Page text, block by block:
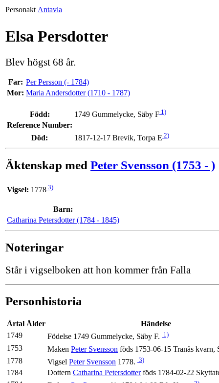
Personakt Antavla
Elsa Persdotter
Blev högst 68 år.
Far: Per Persson (- 1784)
Mor: Maria Andersdotter (1710 - 1787)
Född: 1749 Gummelycke, Säby F 1)
Reference Number:
Död:
1817-12-17 Brevik, Torpa E 2)
Äktenskap med Peter Svensson (1753 - )
Vigsel: 1778 3)
Barn:
Catharina Petersdotter (1784 - 1845)
Noteringar
Står i vigselboken att hon kommer från Falla
Personhistoria
Årtal Ålder
Händelse
1749
Födelse 1749 Gummelycke, Säby F. 1)
1753 Maken Peter Svensson föds 1753-06-15 Tranås kvarn,
1778
Vigsel Peter Svensson 1778. 3)
1784 Dottern Catharina Petersdotterföds 1784-02-22